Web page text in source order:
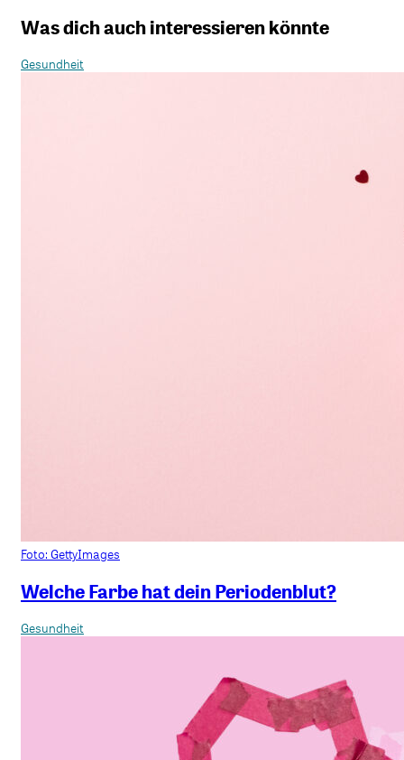
Was dich auch interessieren könnte
Gesundheit
Foto: GettyImages
Welche Farbe hat dein Periodenblut?
Gesundheit